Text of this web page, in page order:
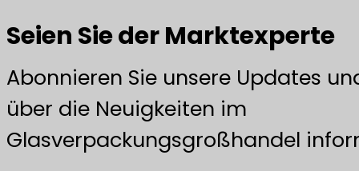
Seien Sie der Marktexperte
Abonnieren Sie unsere Updates
über die Neuigkeiten im
Glasverpackungsgroßhandel